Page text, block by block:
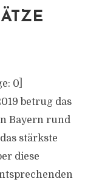
0]
betrug das
Bayern rund
stärkste
diese